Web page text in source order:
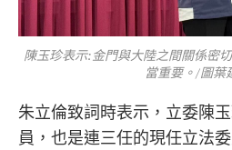
陳玉珍表示:金門與大陸之間關係密
當重要。/圖葉
朱立倫致詞時表示，立委陳
員，也是連三任的現任立法